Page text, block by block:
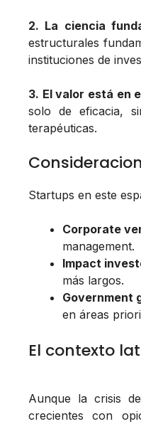
2. La ciencia
estructurales
instituciones de
3. El valor está en
solo de eficacia,
terapéuticas.
Startups en este
Corporate
management.
Impact
más largos.
Government
en áreas
El contexto
Aunque la crisis
crecientes con